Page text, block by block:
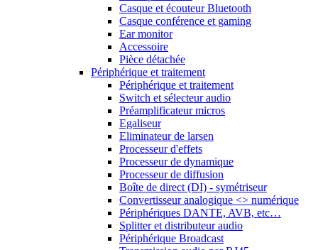
Casque et écouteur Bluetooth
Casque conférence et gaming
Ear monitor
Accessoire
Pièce détachée
Périphérique et traitement
Périphérique et traitement
Switch et sélecteur audio
Préamplificateur micros
Egaliseur
Eliminateur de larsen
Processeur d'effets
Processeur de dynamique
Processeur de diffusion
Boîte de direct (DI) - symétriseur
Convertisseur analogique <> numérique
Périphériques DANTE, AVB, etc…
Splitter et distributeur audio
Périphérique Broadcast